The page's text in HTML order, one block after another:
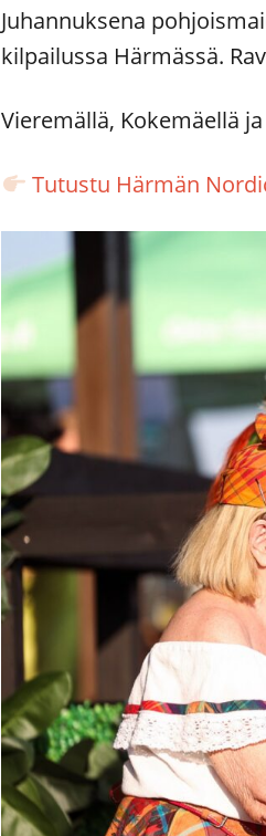
Juhannuksena
kilpailussa Härmässä.
Vieremällä, Kokemäellä
Tutustu Härmän